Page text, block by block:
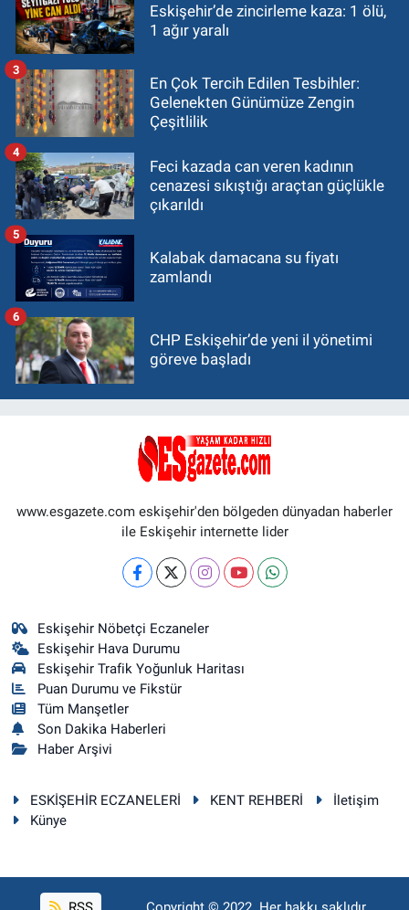
Eskişehir’de zincirleme kaza: 1 ölü,
1 ağır yaralı
En Çok Tercih Edilen Tesbihler:
Gelenekten Günümüze Zengin
Çeşitlilik
3
Feci kazada can veren kadının
cenazesi sıkıştığı araçtan güçlükle
çıkarıldı
4
Kalabak damacana su fiyatı
zamlandı
5
CHP Eskişehir’de yeni il yönetimi
göreve başladı
6
www.esgazete.com eskişehir'den bölgeden dünyadan haberler
ile Eskişehir internette lider
Eskişehir Nöbetçi Eczaneler
Eskişehir Hava Durumu
Eskişehir Trafik Yoğunluk Haritası
Puan Durumu ve Fikstür
Tüm Manşetler
Son Dakika Haberleri
Haber Arşivi
ESKİŞEHİR ECZANELERİ KENT REHBERİ
İletişim
Künye